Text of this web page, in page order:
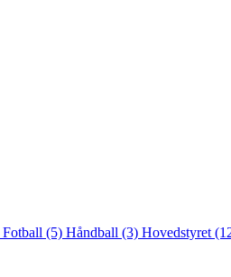
Fotball (5) Håndball (3) Hovedstyret